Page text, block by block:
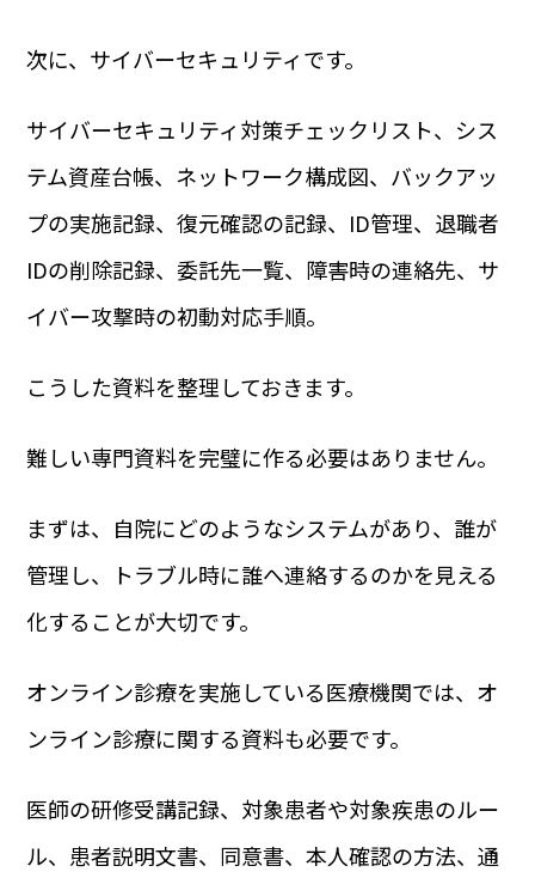
次に、サイバーセキュリティです。
サイバーセキュリティ対策チェックリスト、シス
テム資産台帳、ネットワーク構成図、バックアッ
プの実施記録、復元確認の記録、ID管理、退職者
IDの削除記録、委託先一覧、障害時の連絡先、サ
イバー攻撃時の初動対応手順。
こうした資料を整理しておきます。
難しい専門資料を完璧に作る必要はありません。
まずは、自院にどのようなシステムがあり、誰が
管理し、トラブル時に誰へ連絡するのかを見える
化することが大切です。
オンライン診療を実施している医療機関では、オ
ンライン診療に関する資料も必要です。
医師の研修受講記録、対象患者や対象疾患のルー
ル、患者説明文書、同意書、本人確認の方法、通